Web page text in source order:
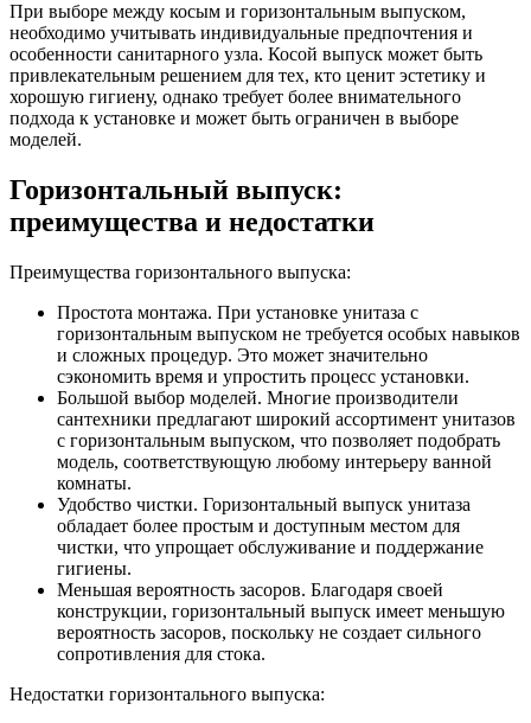
При выборе между косым и горизонтальным выпуском,
необходимо учитывать индивидуальные предпочтения и
особенности санитарного узла. Косой выпуск может быть
привлекательным решением для тех, кто ценит эстетику и
хорошую гигиену, однако требует более внимательного
подхода к установке и может быть ограничен в выборе
моделей.
Горизонтальный выпуск:
преимущества и недостатки
Преимущества горизонтального выпуска:
Простота монтажа. При установке унитаза с
горизонтальным выпуском не требуется особых навыков
и сложных процедур. Это может значительно
сэкономить время и упростить процесс установки.
Большой выбор моделей. Многие производители
сантехники предлагают широкий ассортимент унитазов
с горизонтальным выпуском, что позволяет подобрать
модель, соответствующую любому интерьеру ванной
комнаты.
Удобство чистки. Горизонтальный выпуск унитаза
обладает более простым и доступным местом для
чистки, что упрощает обслуживание и поддержание
гигиены.
Меньшая вероятность засоров. Благодаря своей
конструкции, горизонтальный выпуск имеет меньшую
вероятность засоров, поскольку не создает сильного
сопротивления для стока.
Недостатки горизонтального выпуска: